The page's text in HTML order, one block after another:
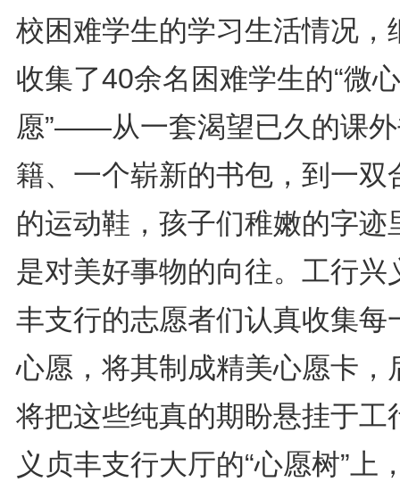
校困难学生的学习生活情况，
收集了40余名困难学生的“微心
愿”——从一套渴望已久的课
籍、一个崭新的书包，到一双
的运动鞋，孩子们稚嫩的字迹
是对美好事物的向往。工行兴
丰支行的志愿者们认真收集每
心愿，将其制成精美心愿卡，
将把这些纯真的期盼悬挂于工
义贞丰支行大厅的“心愿树”上